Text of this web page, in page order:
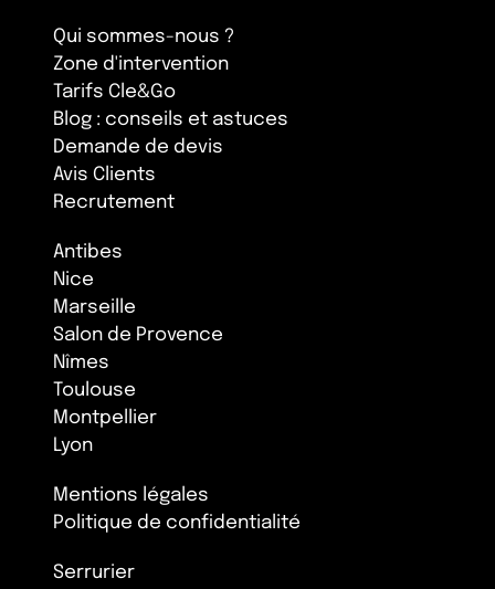
Qui sommes-nous ?
Zone d'intervention
Tarifs Cle&Go
Blog : conseils et astuces
Demande de devis
Avis Clients
Recrutement
Antibes
Nice
Marseille
Salon de Provence
Nîmes
Toulouse
Montpellier
Lyon
Mentions légales
Politique de confidentialité
Serrurier